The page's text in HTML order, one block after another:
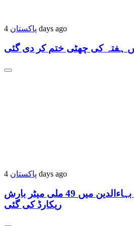
پاکستان 4 days ago
ہفتہ کی چھٹی ختم کر دی گئی
پاکستان 4 days ago
گزشتہ روز منڈی بہاءالدین میں 49 ملی میٹر بارش
ریکارڈ کی گئی